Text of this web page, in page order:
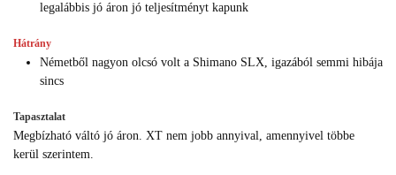
legalábbis jó áron jó teljesítményt kapunk
Hátrány
Németből nagyon olcsó volt a Shimano SLX, igazából semmi hibája
sincs
Tapasztalat
Megbízható váltó jó áron. XT nem jobb annyival, amennyivel többe
kerül szerintem.